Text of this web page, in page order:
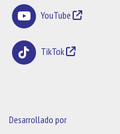
YouTube
TikTok
Desarrollado por